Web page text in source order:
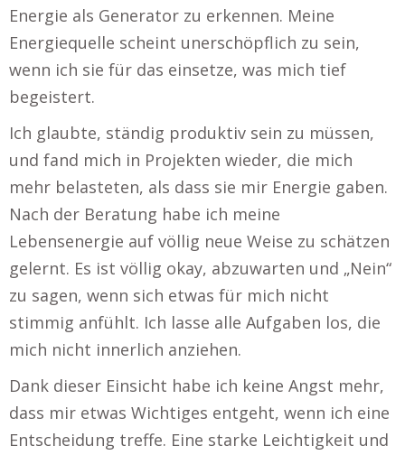
Energie als Generator zu erkennen. Meine
Energiequelle scheint unerschöpflich zu sein,
wenn ich sie für das einsetze, was mich tief
begeistert.
Ich glaubte, ständig produktiv sein zu müssen,
und fand mich in Projekten wieder, die mich
mehr belasteten, als dass sie mir Energie gaben.
Nach der Beratung habe ich meine
Lebensenergie auf völlig neue Weise zu schätzen
gelernt. Es ist völlig okay, abzuwarten und „Nein“
zu sagen, wenn sich etwas für mich nicht
stimmig anfühlt. Ich lasse alle Aufgaben los, die
mich nicht innerlich anziehen.
Dank dieser Einsicht habe ich keine Angst mehr,
dass mir etwas Wichtiges entgeht, wenn ich eine
Entscheidung treffe. Eine starke Leichtigkeit und